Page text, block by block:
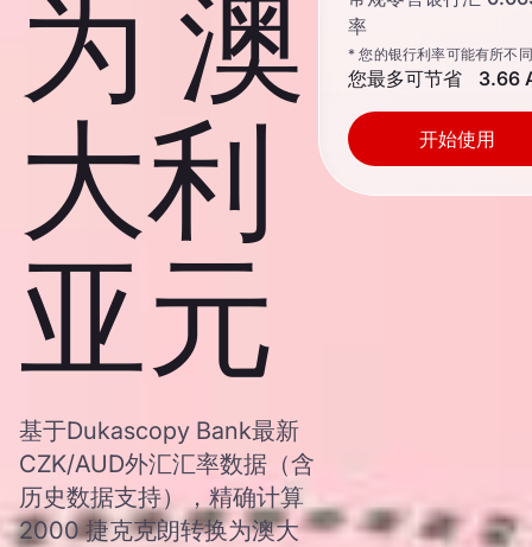
为 澳
大利
亚元
基于Dukascopy Bank最新
CZK/AUD外汇汇率数据（含
历史数据支持），精确计算
2000 捷克克朗转换为澳大
率
* 您的银行利率可能有所不同
您最多可节省 3.66
开始使用